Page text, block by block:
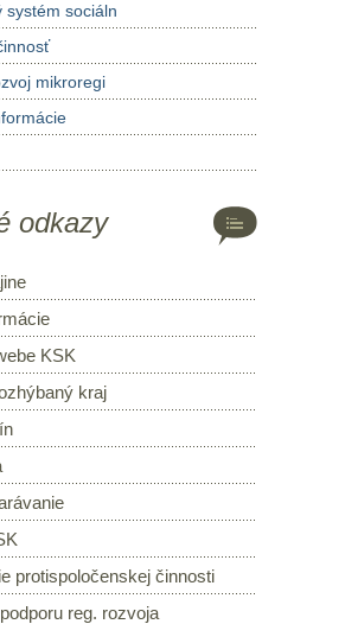
systém sociáln
mikroregi
odkazy
KSK
kraj
protispoločenskej činnosti
reg. rozvoja